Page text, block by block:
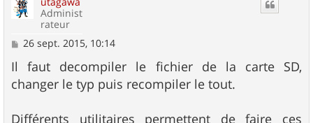
Administ
rateur
M
a
26 sept. 2015, 10:14
Il faut decompiler le fichier de la carte SD,
changer le typ puis recompiler le tout.
Différents utilitaires permettent de faire ces